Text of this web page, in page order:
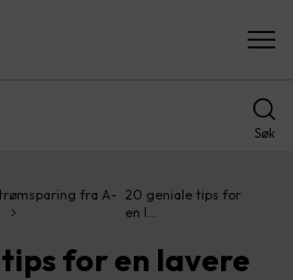
Søk
fra A- 20 geniale tips for
en l…
for en lavere